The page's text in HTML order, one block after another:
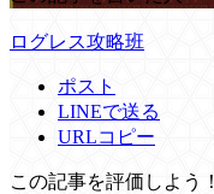
ログレス攻略班
ポスト
LINEで送る
URLコピー
この記事を評価しよう！